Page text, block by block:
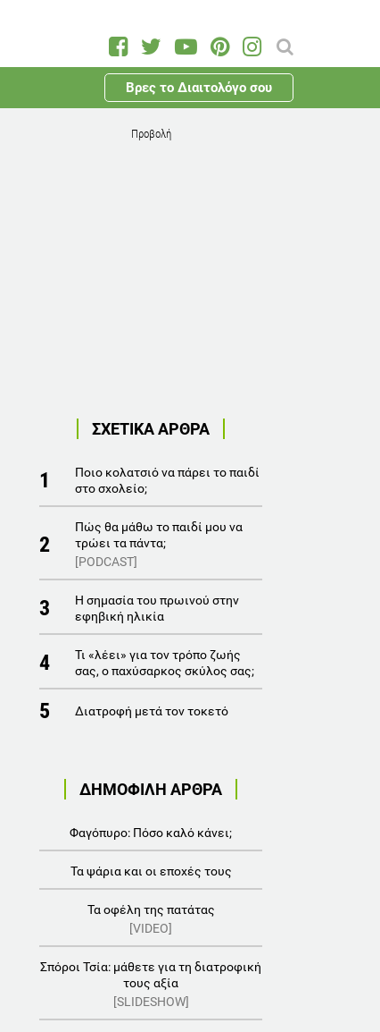
Βρες το Διαιτολόγο σου
Προβολή
ΣΧΕΤΙΚΑ ΑΡΘΡΑ
1
Ποιο κολατσιό να πάρει το παιδί
στο σχολείο;
2
Πώς θα μάθω το παιδί μου να
τρώει τα πάντα;
[PODCAST]
3
Η σημασία του πρωινού στην
εφηβική ηλικία
4
Τι «λέει» για τον τρόπο ζωής
σας, ο παχύσαρκος σκύλος σας;
5 Διατροφή μετά τον τοκετό
ΔΗΜΟΦΙΛΗ ΑΡΘΡΑ
Φαγόπυρο: Πόσο καλό κάνει;
Τα ψάρια και οι εποχές τους
Τα οφέλη της πατάτας
[VIDEO]
Σπόροι Τσία: μάθετε για τη διατροφική
τους αξία
[SLIDESHOW]